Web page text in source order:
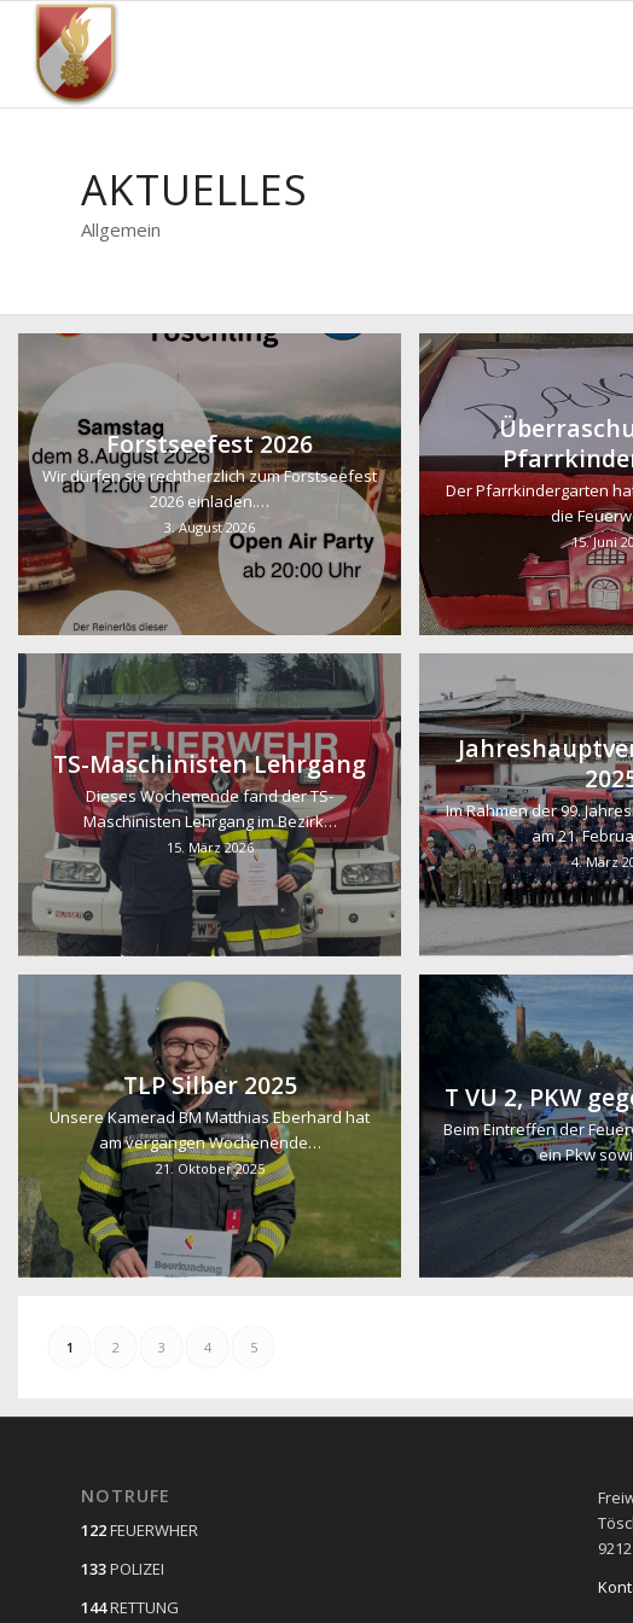
AKTUELLES
Allgemein
Forstseefest 2026
Wir dürfen sie rechtherzlich zum Forstseefest
2026 einladen.…
3. August 2026
Der Pfarrkindergarten
die
15. Juni
TS-Maschinisten Lehrgang
Dieses Wochenende fand der TS-
Maschinisten Lehrgang im Bezirk…
15. März 2026
Im Rahmen der 99.
am 21.
4. März
TLP Silber 2025
Unsere Kamerad BM Matthias Eberhard hat
am vergangen Wochenende…
21. Oktober 2025
T VU 2, PKW
Beim Eintreffen der
ein Pkw
1 2 3 4 5
NOTRUFE
122FEUERWHER
133POLIZEI
144RETTUNG